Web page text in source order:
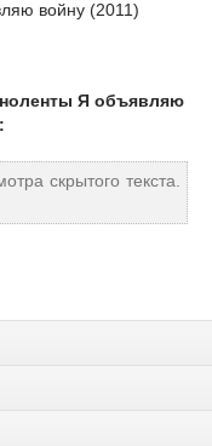
Я объявляю
скрытого текста.